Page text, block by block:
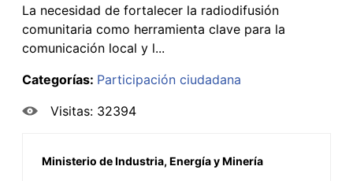
La necesidad de fortalecer la radiodifusión
comunitaria como herramienta clave para la
comunicación local y l...
Categorías: Participación ciudadana
Visitas: 32394
Ministerio de Industria, Energía y Minería